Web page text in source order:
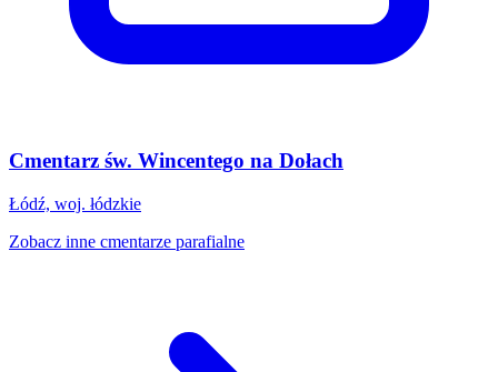
Cmentarz św. Wincentego na Dołach
Łódź, woj. łódzkie
Zobacz inne cmentarze parafialne